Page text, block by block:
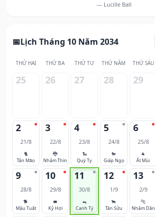
— Lucille Ball
Lịch Tháng 10 Năm 2034
THỨ HAI THỨ BA THỨ TƯ THỨ NĂM THỨ SÁU
25 26 27 28 29
2
21/8
🐈
Tân Mão
3
22/8
🐉
Nhâm Thìn
4
23/8
🐍
Quý Tỵ
5
24/8
🐎
Giáp Ngọ
6
25/8
🐐
Ất Mùi
9
28/8
🐕
Mậu Tuất
10
29/8
🐖
Kỷ Hợi
11
30/8
🐀
Canh Tý
12
1/9
🐂
Tân Sửu
13
2/9
🐅
Nhâm Dần